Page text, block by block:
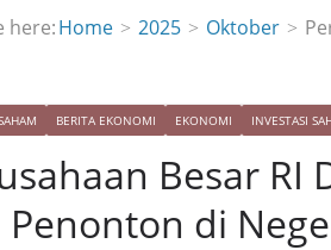
here:Home 2025 Oktober
BERITA EKONOMI EKONOMI INVESTASI
Besar RI
Penonton di